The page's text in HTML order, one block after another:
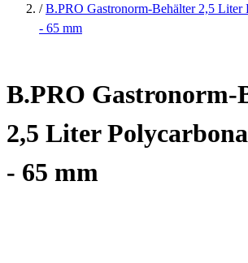
/ B.PRO Gastronorm-Behälter 2,5 Liter
- 65 mm
B.PRO Gastronorm-
2,5 Liter
- 65 mm